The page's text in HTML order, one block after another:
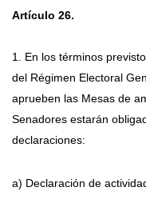
Artículo 26.
1. En los términos
del Régimen Electoral
aprueben las Mesas de
Senadores estarán
declaraciones:
a) Declaración de